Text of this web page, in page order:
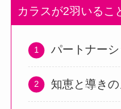
カラスが2羽いるこ
パートナー
知恵と導き